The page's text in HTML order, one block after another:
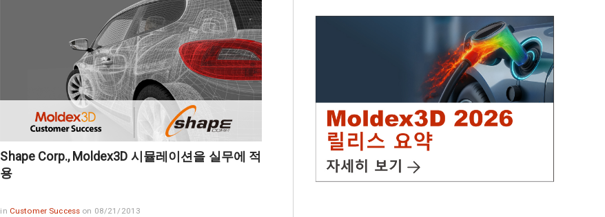
Shape Corp., Moldex3D 시뮬레이션을 실무에 적
용
in Customer Success on 08/21/2013
IC Packaging 제품의 물리적 강도 확보를 위한
Post Mold Curing(PMC)해석 설정
어닐링을 통해 플라스틱 제품에 가치를 추가
in Top Story